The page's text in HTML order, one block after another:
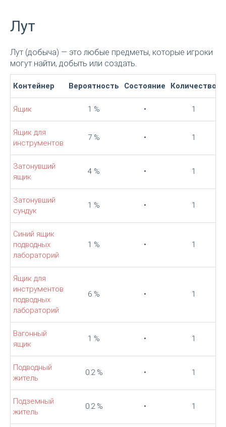
Лут
Лут (добыча) — это любые предметы, которые игроки
могут найти, добыть или создать.
Контейнер Вероятность Состояние Количество
Ящик 1 % • 1
Ящик для
инструментов
7 % • 1
Затонувший
ящик
4 % • 1
Затонувший
сундук
1 % • 1
Синий ящик
подводных
лабораторий
1 % • 1
Ящик для
инструментов
подводных
лабораторий
6 % • 1
Вагонный
ящик
1 % • 1
Подводный
житель
0.2 % • 1
Подземный
житель
0.2 % • 1